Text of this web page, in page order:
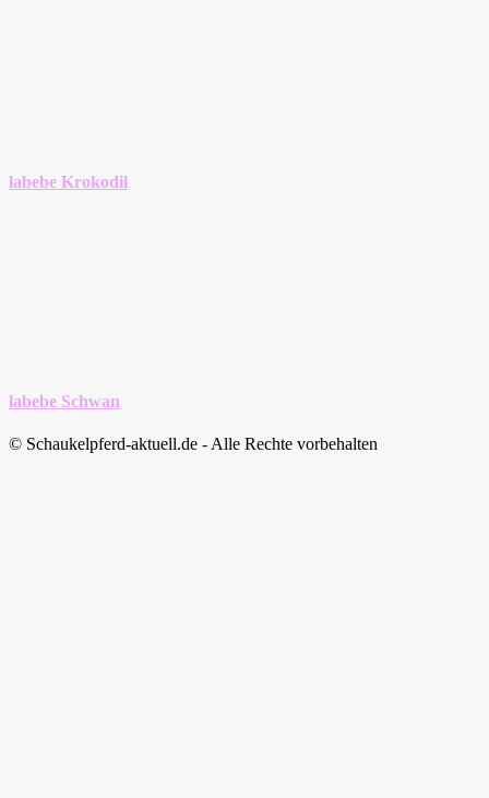
labebe Krokodil
labebe Schwan
© Schaukelpferd-aktuell.de - Alle Rechte vorbehalten